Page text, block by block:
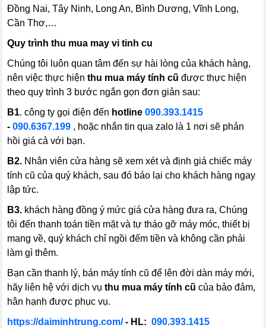
Đồng Nai, Tây Ninh, Long An, Bình Dương, Vĩnh Long,
Cần Thơ,…
Quy trình thu mua may vi tinh cu
Chúng tôi luôn quan tâm đến sự hài lòng của khách hàng,
nên việc thực hiệnthu mua máy tính cũ được thực hiện
theo quy trình 3 bước ngắn gọn đơn giản sau:
B1. công ty gọi điện đến hotline090.393.1415
-090.6367.199 , hoặc nhắn tin qua zalo là 1 nơi sẽ phản
hồi giá cả với bạn.
B2. Nhân viên cửa hàng sẽ xem xét và định giá chiếc máy
tính cũ của quý khách, sau đó báo lại cho khách hàng ngay
lập tức.
B3. khách hàng đồng ý mức giá cửa hàng đưa ra, Chúng
tôi đến thanh toán tiền mặt và tự tháo gỡ máy móc, thiết bị
mang về, quý khách chỉ ngồi đếm tiền và không cần phải
làm gì thêm.
Bạn cần thanh lý, bán máy tính cũ để lên đời dàn máy mới,
hãy liên hệ với dịch vụthu mua máy tính cũ của bảo đảm,
hân hạnh được phục vụ.
https://daiminhtrung.com/- HL:090.393.1415